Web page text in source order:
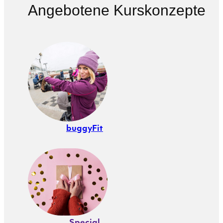
Angebotene Kurskonzepte
buggyFit